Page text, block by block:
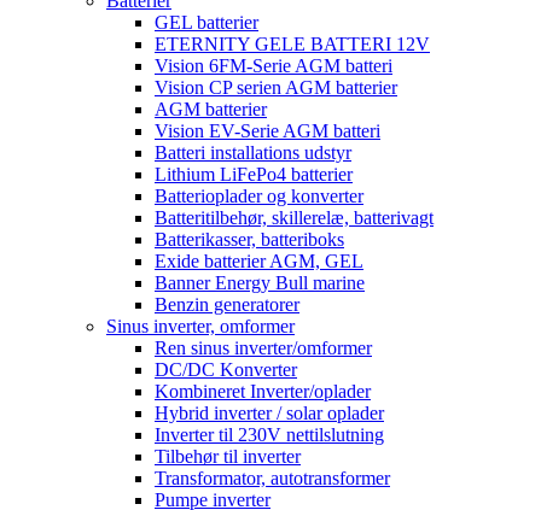
GEL batterier
ETERNITY GELE BATTERI 12V
Vision 6FM-Serie AGM batteri
Vision CP serien AGM batterier
AGM batterier
Vision EV-Serie AGM batteri
Batteri installations udstyr
Lithium LiFePo4 batterier
Batterioplader og konverter
Batteritilbehør, skillerelæ, batterivagt
Batterikasser, batteriboks
Exide batterier AGM, GEL
Banner Energy Bull marine
Benzin generatorer
Sinus inverter, omformer
Ren sinus inverter/omformer
DC/DC Konverter
Kombineret Inverter/oplader
Hybrid inverter / solar oplader
Inverter til 230V nettilslutning
Tilbehør til inverter
Transformator, autotransformer
Pumpe inverter